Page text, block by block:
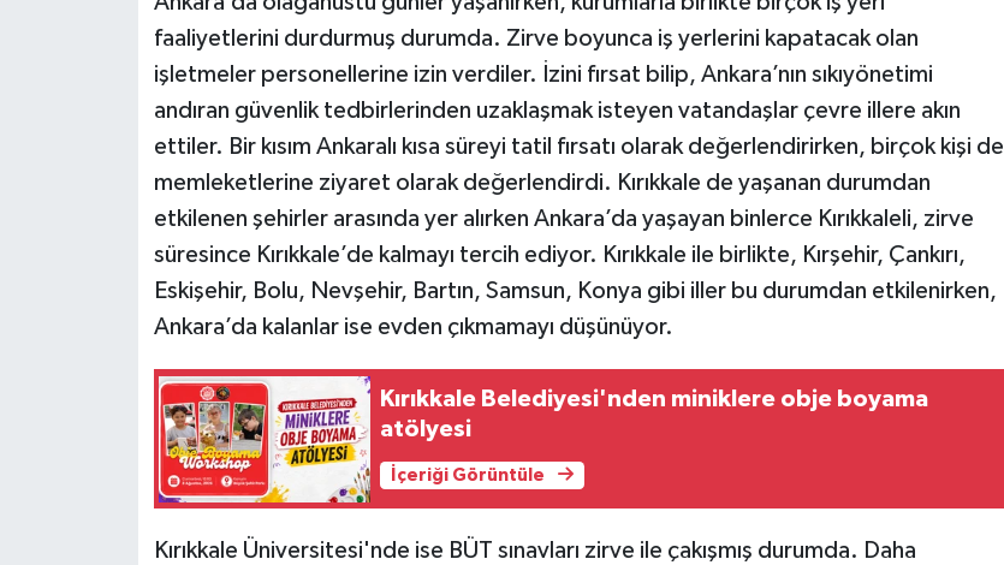
faaliyetlerini durdurmuş durumda. Zirve boyunca iş yerlerini kapatacak olan
işletmeler personellerine izin verdiler. İzini fırsat bilip, Ankara’nın sıkıyönetimi
andıran güvenlik tedbirlerinden uzaklaşmak isteyen vatandaşlar çevre illere akın
ettiler. Bir kısım Ankaralı kısa süreyi tatil fırsatı olarak değerlendirirken, birçok kişi de
memleketlerine ziyaret olarak değerlendirdi. Kırıkkale de yaşanan durumdan
etkilenen şehirler arasında yer alırken Ankara’da yaşayan binlerce Kırıkkaleli, zirve
süresince Kırıkkale’de kalmayı tercih ediyor. Kırıkkale ile birlikte, Kırşehir, Çankırı,
Eskişehir, Bolu, Nevşehir, Bartın, Samsun, Konya gibi iller bu durumdan etkilenirken,
Ankara’da kalanlar ise evden çıkmamayı düşünüyor.
Kırıkkale Belediyesi'nden miniklere obje boyama
atölyesi
İçeriği Görüntüle
Kırıkkale Üniversitesi'nde ise BÜT sınavları zirve ile çakışmış durumda. Daha